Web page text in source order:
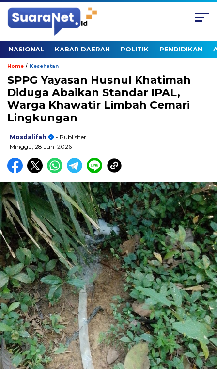
NASIONAL KABAR DAERAH POLITIK PENDIDIKAN
Home / Kesehatan
SPPG Yayasan Husnul Khatimah
Diduga Abaikan Standar IPAL,
Warga Khawatir Limbah Cemari
Lingkungan
Mosdalifah
- Publisher
Minggu, 28 Juni 2026